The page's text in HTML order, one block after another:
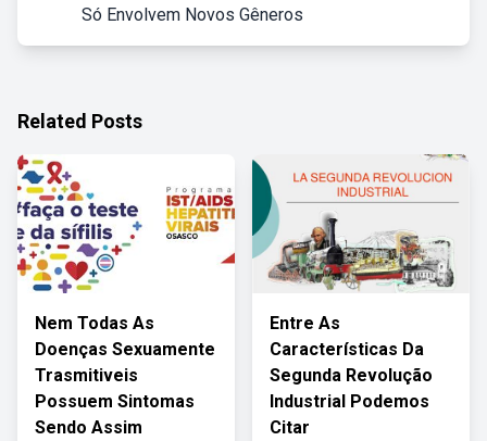
Só Envolvem Novos Gêneros
Related Posts
Nem Todas As
Doenças Sexuamente
Trasmitiveis
Possuem Sintomas
Sendo Assim
Entre As
Características Da
Segunda Revolução
Industrial Podemos
Citar